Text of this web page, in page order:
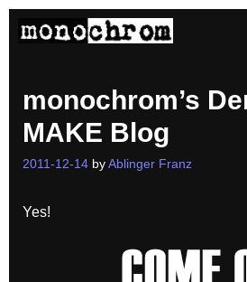
monochrom’s
MAKE Blog
2011-12-14 by Ablinger Franz
Yes!